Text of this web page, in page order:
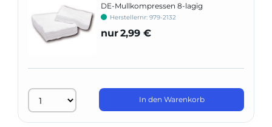
DE-Mullkompressen 8-lagig
Herstellernr: 979-2132
nur2,99 €
In den Warenkorb